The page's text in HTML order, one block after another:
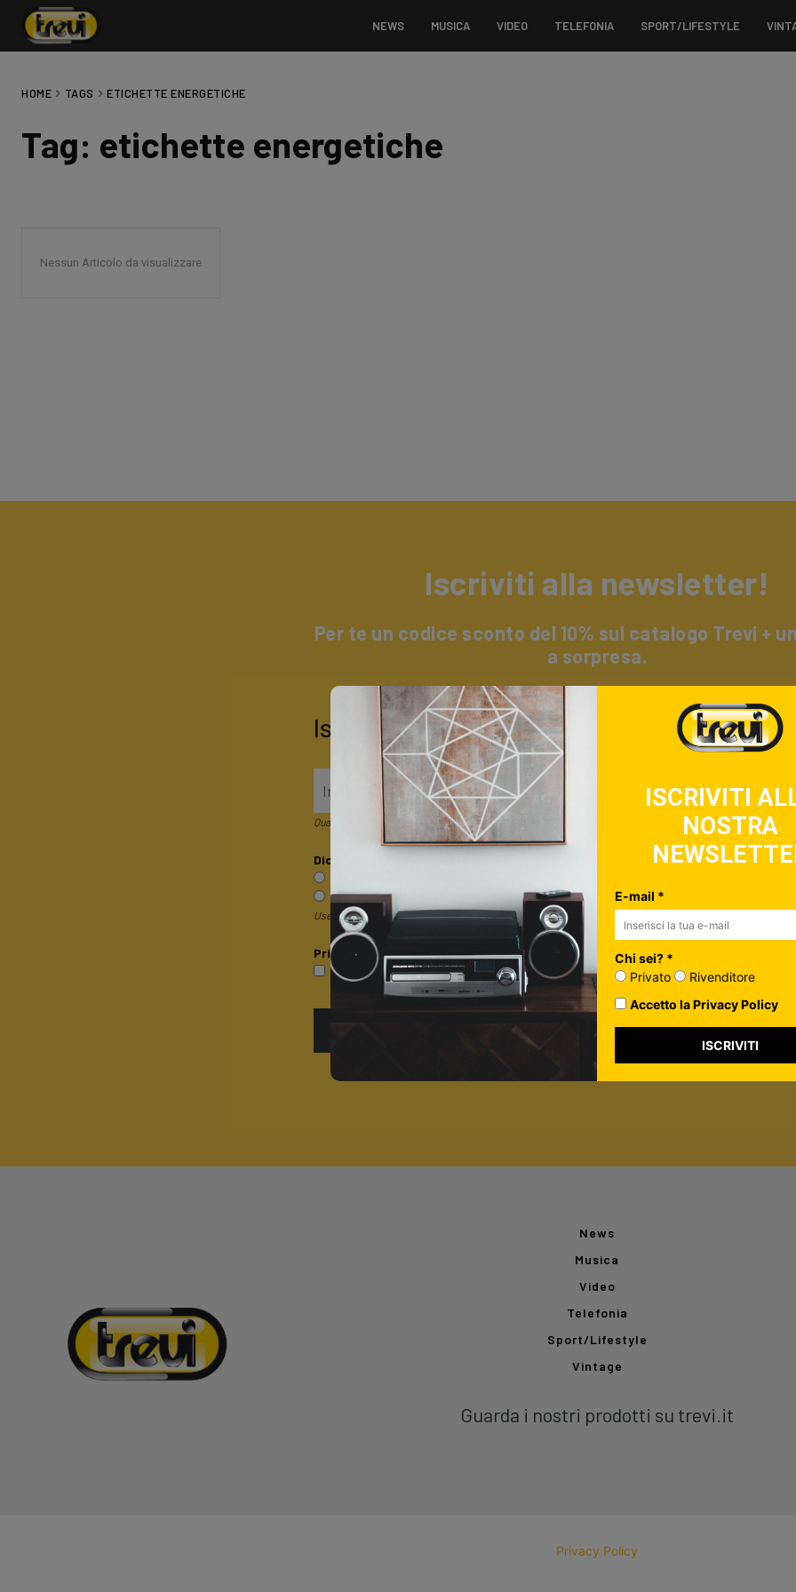
NEWS MUSICA VIDEO TELEFONIA SPORT/LIFESTYLE
HOME TAGS ETICHETTE ENERGETICHE
Tag: etichette energetiche
Nessun Articolo da visualizzare
Iscriviti alla newsletter!
Per te un codice sconto del 10% sul catalogo Trevi +
a sorpresa.
Iscriviti alla nostra newsletter
Quando invii il modulo, controlla la tua inbox per confermare l'iscrizione
Dicci qualcosa in più su di te*
Sono un rivenditore
Useremo questa informazione per personalizzare i contenuti che ti invieremo.
Privacy*
Accetto la Privacy Policy
ISCRIVITI
News
Musica
Video
Telefonia
Sport/Lifestyle
Vintage
Guarda i nostri prodotti su trevi.it
Privacy Policy
ISCRIVITI
NOSTRA
E-mail *
Chi sei? *
Privato
Rivenditore
Accetto la Privacy Policy
ISCRIVITI